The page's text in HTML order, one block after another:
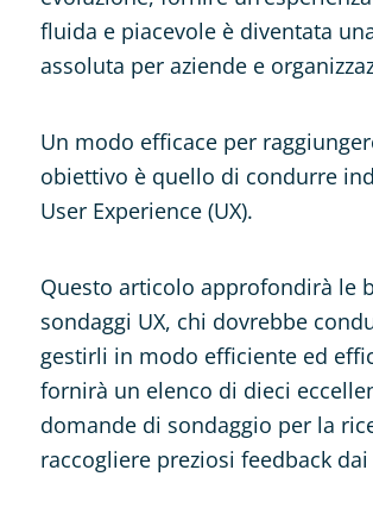
fluida e piacevole è diventata
assoluta per aziende e
Un modo efficace per
obiettivo è quello di condurre
User Experience (UX).
Questo articolo approfondirà le
sondaggi UX, chi dovrebbe
gestirli in modo efficiente ed
fornirà un elenco di dieci
domande di sondaggio per la
raccogliere preziosi feedback